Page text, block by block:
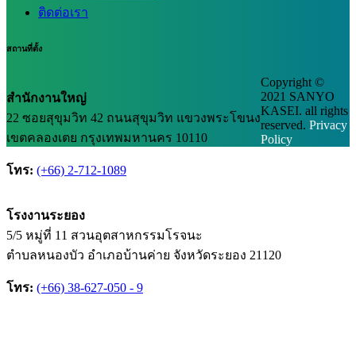
ติดต่อเรา
สถานที่ตั้ง
สำนักงานใหญ่
22 ซอยสุขุมวิท 42 ถนนสุขุมวิท แขวงพระโขนง
เขตคลองเตย กรุงเทพมหานคร 10110
โทร: (+66) 2-712-1089
โรงงานระยอง
5/5 หมู่ที่ 11 สวนอุตสาหกรรมโรจนะ
ตำบลหนองบัว อำเภอบ้านค่าย จังหวัดระยอง 21120
โทร: (+66) 38-627-050 - 9
Copyright ©
2021 SANYO
KASEI. all rights
reserved. Privacy
Policy